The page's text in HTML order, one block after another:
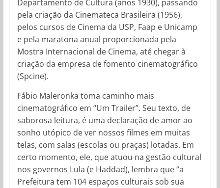
Departamento de Cultura (anos 1930), passando
pela criação da Cinemateca Brasileira (1956),
pelos cursos de Cinema da USP, Faap e Unicamp
e pela maratona anual proporcionada pela
Mostra Internacional de Cinema, até chegar à
criação da empresa de fomento cinematográfico
(Spcine).
Fábio Maleronka toma caminho mais
cinematográfico em “Um Trailer”. Seu texto, de
saborosa leitura, é uma declaração de amor ao
sonho utópico de ver nossos filmes em muitas
telas, com salas (escolas ou praças) lotadas. Em
certo momento, ele, que atuou na gestão cultural
nos governos Lula (e Haddad), lembra que “a
Prefeitura tem 104 espaços culturais sob sua